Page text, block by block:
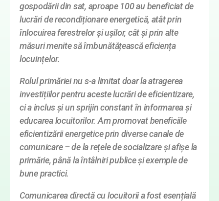
gospodării din sat, aproape 100 au beneficiat de
lucrări de recondiționare energetică, atât prin
înlocuirea ferestrelor și ușilor, cât și prin alte
măsuri menite să îmbunătățească eficiența
locuințelor.
Rolul primăriei nu s-a limitat doar la atragerea
investițiilor pentru aceste lucrări de eficientizare,
ci a inclus și un sprijin constant în informarea și
educarea locuitorilor. Am promovat beneficiile
eficientizării energetice prin diverse canale de
comunicare – de la rețele de socializare și afișe la
primărie, până la întâlniri publice și exemple de
bune practici.
Comunicarea directă cu locuitorii a fost esențială